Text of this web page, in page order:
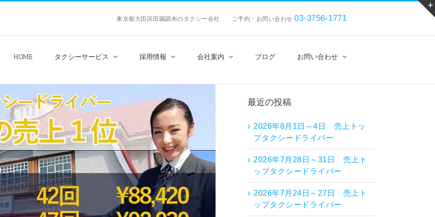
東京都大田区田園調布のタクシー会社 ご予約・お問い合わせ 03-3756-1771
HOME タクシーサービス 採用情報 会社案内 ブログ お問い合わせ
最近の投稿
2026年8月1日～4日 売上トッ
プタクシードライバー
2026年7月28日～31日 売上ト
ップタクシードライバー
2026年7月24日～27日 売上ト
ップタクシードライバー